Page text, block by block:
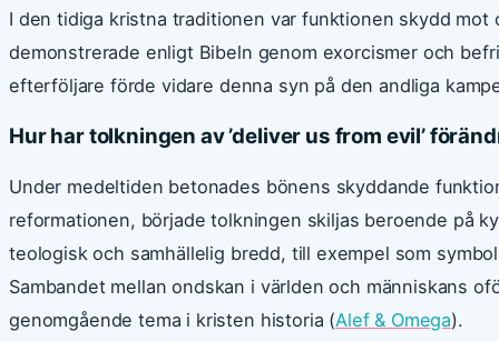
I den tidiga kristna traditionen var funktionen skydd
demonstrerade enligt Bibeln genom exorcismer och
efterföljare förde vidare denna syn på den andliga
Hur har tolkningen av ’deliver us from evil’
Under medeltiden betonades bönens skyddande
reformationen, började tolkningen skiljas beroende på
teologisk och samhällelig bredd, till exempel som
Sambandet mellan ondskan i världen och människans
genomgående tema i kristen historia (Alef & Omega).